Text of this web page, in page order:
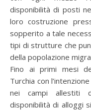
disponibilità di posti
loro costruzione
sopperito a tale
tipi di strutture che
della popolazione
Fino ai primi mesi
Turchia con
nei campi allestiti
disponibilità di alloggi